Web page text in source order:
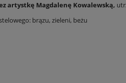
artystkę Magdalenę Kowalewską,
brązu, zieleni, beżu